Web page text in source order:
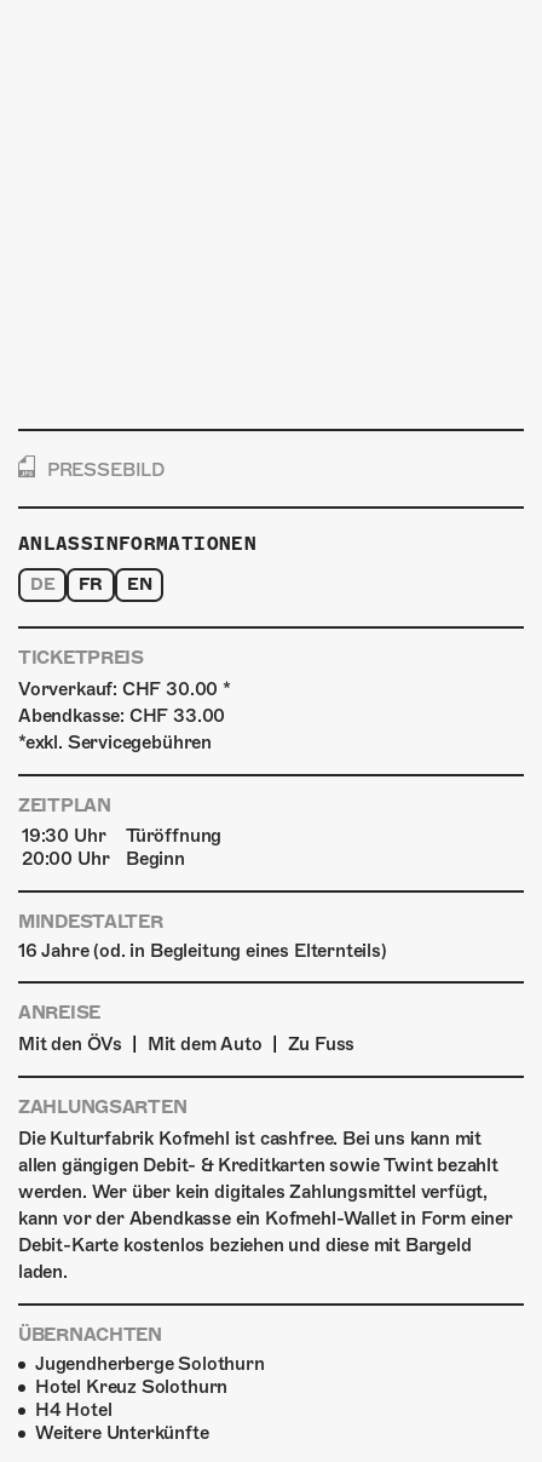
PRESSEBILD
ANLASSINFORMATIONEN
DE FR EN
TICKETPREIS
Vorverkauf: CHF 30.00 *
Abendkasse: CHF 33.00
*exkl. Servicegebühren
ZEITPLAN
19:30 Uhr
Türöffnung
20:00 Uhr
Beginn
MINDESTALTER
16 Jahre (od. in Begleitung eines Elternteils)
ANREISE
Mit den ÖVs
Mit dem Auto Zu Fuss
ZAHLUNGSARTEN
Die Kulturfabrik Kofmehl ist cashfree. Bei uns kann mit
allen gängigen Debit- & Kreditkarten sowie Twint bezahlt
werden. Wer über kein digitales Zahlungsmittel verfügt,
kann vor der Abendkasse ein Kofmehl-Wallet in Form einer
Debit-Karte kostenlos beziehen und diese mit Bargeld
laden.
ÜBERNACHTEN
Jugendherberge Solothurn
Hotel Kreuz Solothurn
H4 Hotel
Weitere Unterkünfte